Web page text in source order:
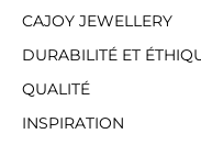
CAJOY JEWELLERY
DURABILITÉ ET
QUALITÉ
INSPIRATION